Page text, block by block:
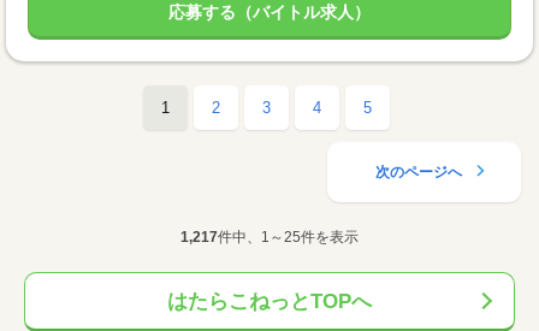
応募する（バイトル求人）
1 2 3 4 5
次のページへ
1,217件中、1～25件を表示
はたらこねっとTOPへ